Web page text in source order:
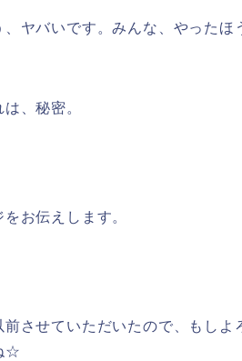
ヤバいです。みんな、やったほ
、秘密。
お伝えします。
させていただいたので、もしよ
☆